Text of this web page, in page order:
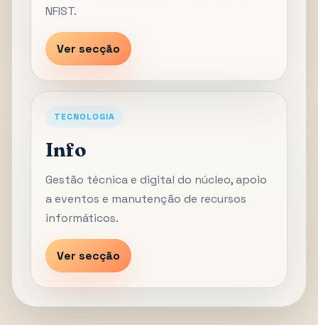
NFIST.
Ver secção
TECNOLOGIA
Info
Gestão técnica e digital do núcleo, apoio
a eventos e manutenção de recursos
informáticos.
Ver secção